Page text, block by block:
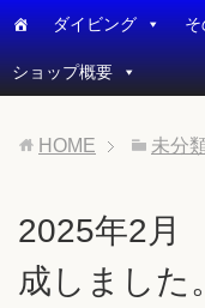
ダイビング
ショップ概要
HOME 未分
2025年2月
成しました。